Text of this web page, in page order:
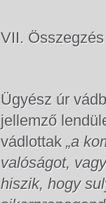
VII. Összegzés
Ügyész úr
jellemző
vádlottak „a
valóságot,
hiszik, hogy